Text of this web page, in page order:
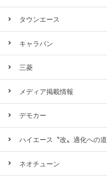
タウンエース
キャラバン
三菱
メディア掲載情報
デモカー
ハイエース〝改〟適化への道
ネオチューン